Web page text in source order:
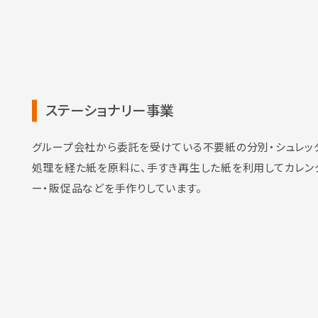
ステーショナリー事業
グループ会社から委託を受けている不要紙の分別・シュレッ
処理を経た紙を原料に、手すき再生した紙を利用してカレン
ー・販促品などを手作りしています。